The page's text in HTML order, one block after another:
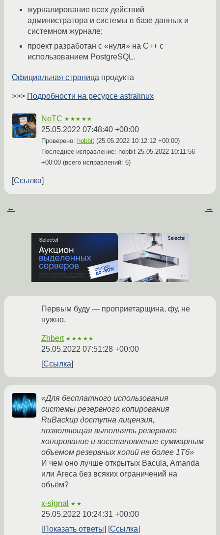
журналирование всех действий
администратора и системы в базе данных и
системном журнале;
проект разработан с «нуля» на C++ с
использованием PostgreSQL.
Официальная страница продукта
>>> Подробности на ресурсе astralinux
NeTC ★★★★★
25.05.2022 07:48:40 +00:00
Проверено: hobbit (25.05.2022 10:12:12 +00:00)
Последнее исправление: hobbit 25.05.2022 10:11:56
+00:00 (всего исправлений: 6)
Ссылка
← →
Первым буду — проприетарщина, фу, не
нужно.
Zhbert ★★★★★
25.05.2022 07:51:28 +00:00
Ссылка
«Для бесплатного использования
системы резервного копирования
RuBackup доступна лицензия,
позволяющая выполнять резервное
копирование и восстановление суммарным
объемом резервных копий не более 1Тб»
И чем оно лучше открытых Bacula, Amanda
или Areca без всяких ограничений на
объём?
x-signal ★★
25.05.2022 10:24:31 +00:00
Показать ответы
Ссылка